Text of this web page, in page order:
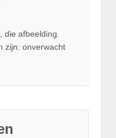
die afbeelding.
zijn: onverwacht